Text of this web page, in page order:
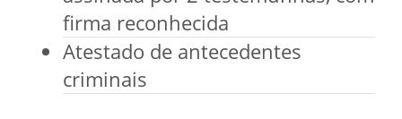
firma reconhecida
Atestado de antecedentes
criminais